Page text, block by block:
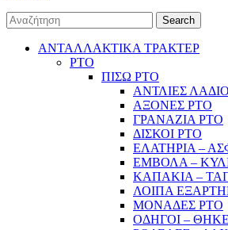
Search
ΑΝΤΑΛΛΑΚΤΙΚΑ ΤΡΑΚΤΕΡ
PTO
ΠΙΣΩ PTO
ΑΝΤΛΙΕΣ
ΑΞΟΝΕΣ PTO
ΓΡΑΝΑΖΙΑ PTO
ΔΙΣΚΟΙ PTO
ΕΛΑΤΗΡΙΑ –
ΕΜΒΟΛΑ –
ΚΑΠΑΚΙΑ –
ΛΟΙΠΑ
ΜΟΝΑΔΕΣ PTO
ΟΔΗΓΟΙ –